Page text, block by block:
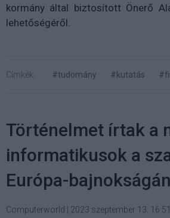
kormány által biztosított Önerő
lehetőségéről.
Címkék: #tudomány #kutatás
Történelmet írtak a
informatikusok a
Európa-bajnokságán
Computerworld 2023 szeptember 13. 16:51